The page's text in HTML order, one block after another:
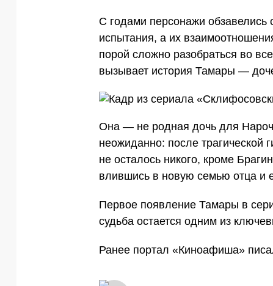
С годами персонажи
испытания, а их
порой сложно разобраться во
вызывает история Тамары —
Она — не родная дочь для
неожиданно: после трагической
не осталось никого, кроме
влившись в новую семью отца и
Первое появление Тамары в
судьба остается одним из
Ранее портал «Киноафиша»